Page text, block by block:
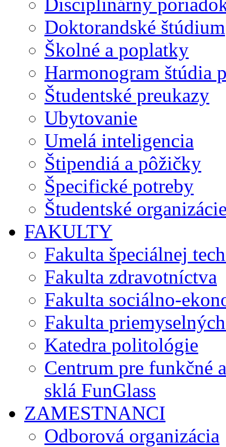
Doktorandské štúdium
Školné a poplatky
Harmonogram štúdia
Študentské preukazy
Ubytovanie
Umelá inteligencia
Štipendiá a pôžičky
Špecifické potreby
Študentské
FAKULTY
Fakulta špeciálnej
Fakulta zdravotníctva
Fakulta sociálno-
Fakulta
Katedra politológie
Centrum pre funkčné
sklá FunGlass
ZAMESTNANCI
Odborová organizácia